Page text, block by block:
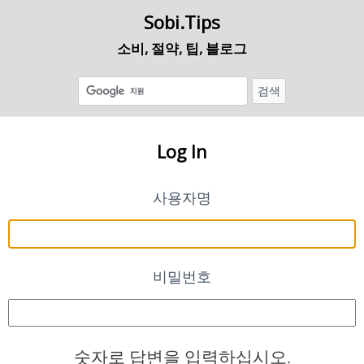
Sobi.Tips
소비, 절약, 팁, 블로그
Log In
사용자명
비밀번호
숫자로 답변을 입력하십시오.